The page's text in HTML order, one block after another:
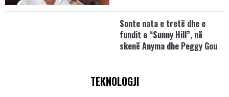
Sonte nata e tretë dhe e
fundit e “Sunny Hill”, në
skenë Anyma dhe Peggy Gou
TEKNOLOGJI